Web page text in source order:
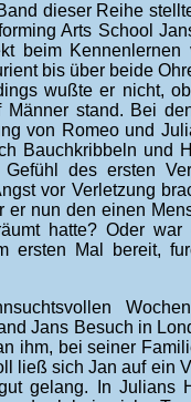
dieser Reihe
Arts School
beim
bis über beide
wußte er nicht,
Männer stand. Bei
von Ro­meo und
Bauch­kribbeln und
Ge­fühl des ersten
vor Ver­letzung
er nun den einen
hatte? Oder
ersten Mal be­reit,
Jans Be­such in
ihm, bei seiner
ließ sich Jan auf ein
ge­lang. In Ju­li­ans